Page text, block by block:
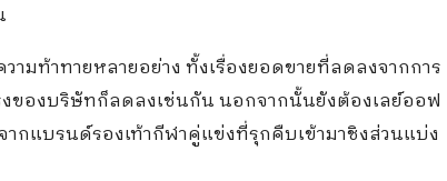
มท้าทายหลายอย่าง ทั้งเรื่องยอดขายที่ลดลงจากการ
ของบริษัทก็ลดลงเช่นกัน นอกจากนั้นยังต้องเลย์ออฟ
กแบรนด์รองเท้ากีฬาคู่แข่งที่รุกคืบเข้ามาชิงส่วนแบ่ง